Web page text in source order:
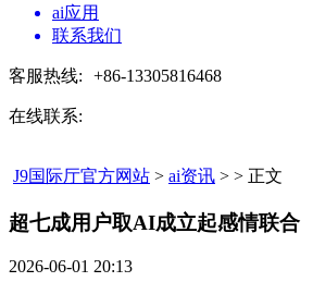
ai应用
联系我们
客服热线: +86-13305816468
在线联系:
J9国际厅官方网站 > ai资讯 > > 正文
超七成用户取AI成立起感情联合​
2026-06-01 20:13